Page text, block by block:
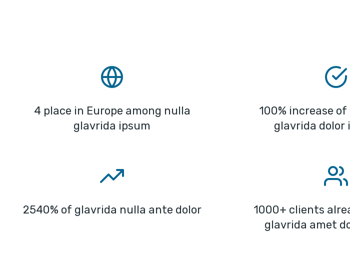
4 place in Europe among nulla
glavrida ipsum
100% increase
glavrida dolor
2540% of glavrida nulla ante dolor
1000+ clients
glavrida amet